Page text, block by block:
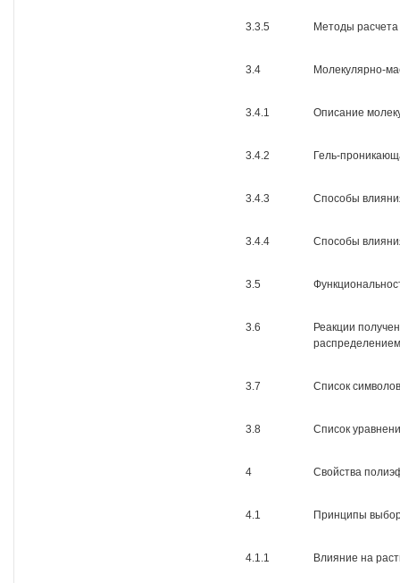
3.3.5 Методы
3.4 Молекулярно-
3.4.1 Описание
3.4.2 Гель-
3.4.3 Способы
3.4.4 Способы
3.5
3.6
Реакции
распределением
3.7 Список
3.8 Список
4 Свойства
4.1 Принципы
4.1.1 Влияние на